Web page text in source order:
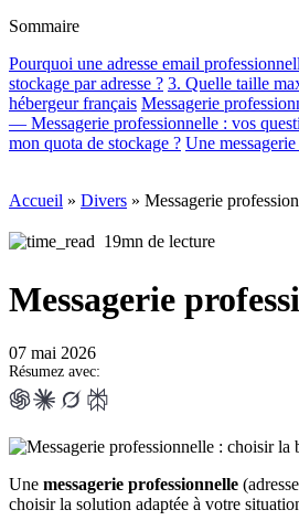
Sommaire
Pourquoi une adresse email
stockage par adresse ? 3. Quelle taille
hébergeur français Messagerie
— Messagerie professionnelle : vos
mon quota de stockage ? Une
Accueil » Divers » Messagerie
19mn de lecture
Messagerie
07 mai 2026
Résumez avec:
Une messagerie professionnelle
choisir la solution adaptée à votre